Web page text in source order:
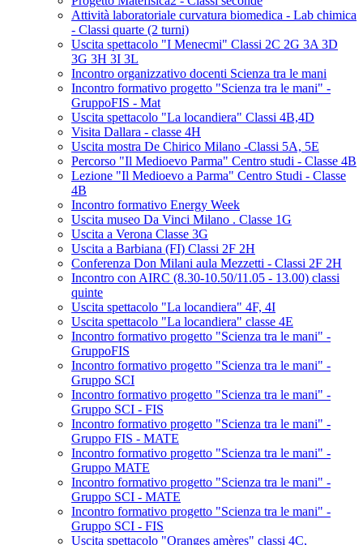
Attività laboratoriale curvatura biomedica - Lab chimica
- Classi quarte (2 turni)
Uscita spettacolo "I Menecmi" Classi 2C 2G 3A 3D
3G 3H 3I 3L
Incontro organizzativo docenti Scienza tra le mani
Incontro formativo progetto "Scienza tra le mani" -
GruppoFIS - Mat
Uscita spettacolo "La locandiera" Classi 4B,4D
Visita Dallara - classe 4H
Uscita mostra De Chirico Milano -Classi 5A, 5E
Percorso "Il Medioevo Parma" Centro studi - Classe 4B
Lezione "Il Medioevo a Parma" Centro Studi - Classe
4B
Incontro formativo Energy Week
Uscita museo Da Vinci Milano . Classe 1G
Uscita a Verona Classe 3G
Uscita a Barbiana (FI) Classi 2F 2H
Conferenza Don Milani aula Mezzetti - Classi 2F 2H
Incontro con AIRC (8.30-10.50/11.05 - 13.00) classi
quinte
Uscita spettacolo "La locandiera" 4F, 4I
Uscita spettacolo "La locandiera" classe 4E
Incontro formativo progetto "Scienza tra le mani" -
GruppoFIS
Incontro formativo progetto "Scienza tra le mani" -
Gruppo SCI
Incontro formativo progetto "Scienza tra le mani" -
Gruppo SCI - FIS
Incontro formativo progetto "Scienza tra le mani" -
Gruppo FIS - MATE
Incontro formativo progetto "Scienza tra le mani" -
Gruppo MATE
Incontro formativo progetto "Scienza tra le mani" -
Gruppo SCI - MATE
Incontro formativo progetto "Scienza tra le mani" -
Gruppo SCI - FIS
Uscita spettacolo "Oranges amères" classi 4C,